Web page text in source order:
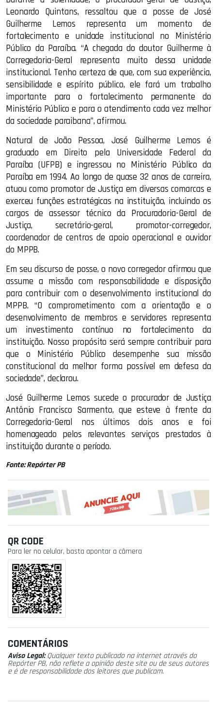
Leonardo Quintans, ressaltou que a posse de José
Guilherme Lemos representa um momento de
fortalecimento e unidade institucional no Ministério
Público da Paraíba. “A chegada do doutor Guilherme à
Corregedoria-Geral representa muito dessa unidade
institucional. Tenho certeza de que, com sua experiência,
sensibilidade e espírito público, ele fará um trabalho
importante para o fortalecimento permanente do
Ministério Público e para o atendimento cada vez melhor
da sociedade paraibana”, afirmou.
Natural de João Pessoa, José Guilherme Lemos é
graduado em Direito pela Universidade Federal da
Paraíba (UFPB) e ingressou no Ministério Público da
Paraíba em 1994. Ao longo de quase 32 anos de carreira,
atuou como promotor de Justiça em diversas comarcas e
exerceu funções estratégicas na instituição, incluindo os
cargos de assessor técnico da Procuradoria-Geral de
Justiça, secretário-geral, promotor-corregedor,
coordenador de centros de apoio operacional e ouvidor
do MPPB.
Em seu discurso de posse, o novo corregedor afirmou que
assume a missão com responsabilidade e disposição
para contribuir com o desenvolvimento institucional do
MPPB. “O comprometimento com a orientação e o
desenvolvimento de membros e servidores representa
um investimento contínuo no fortalecimento da
instituição. Nosso propósito será sempre contribuir para
que o Ministério Público desempenhe sua missão
constitucional da melhor forma possível em defesa da
sociedade”, declarou.
José Guilherme Lemos sucede o procurador de Justiça
Antônio Francisco Sarmento, que esteve à frente da
Corregedoria-Geral nos últimos dois anos e foi
homenageado pelos relevantes serviços prestados à
instituição durante o período.
Fonte: Repórter PB
QR CODE
Para ler no celular, basta apontar a câmera
COMENTÁRIOS
Aviso Legal:Qualquer texto publicado na internet através do
Repórter PB, não reflete a opinião deste site ou de seus autores
e é de responsabilidade dos leitores que publicam.